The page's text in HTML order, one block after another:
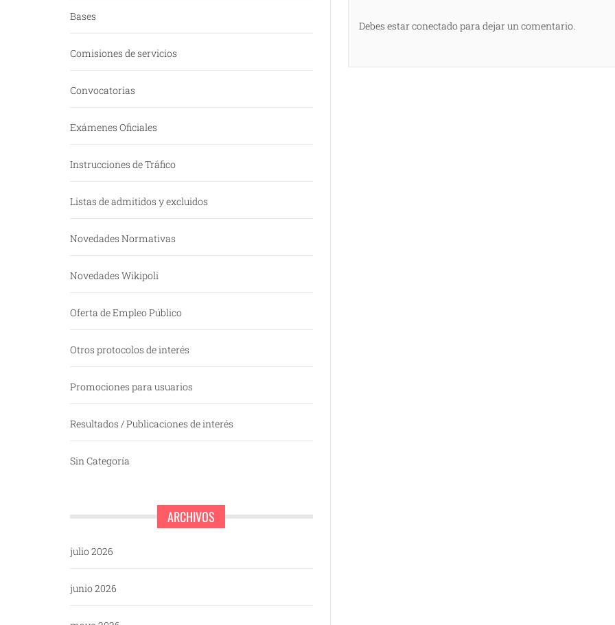
Debes estar conectado para dejar un comentario.
Bases
Comisiones de servicios
Convocatorias
Exámenes Oficiales
Instrucciones de Tráfico
Listas de admitidos y excluidos
Novedades Normativas
Novedades Wikipoli
Oferta de Empleo Público
Otros protocolos de interés
Promociones para usuarios
Resultados / Publicaciones de interés
Sin Categoría
ARCHIVOS
julio 2026
junio 2026